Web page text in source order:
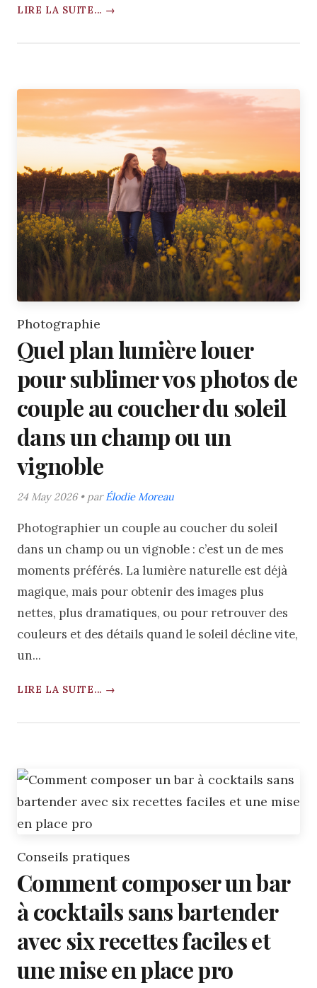
LIRE LA SUITE... →
Photographie
Quel plan lumière louer
pour sublimer vos photos de
couple au coucher du soleil
dans un champ ou un
vignoble
24 May 2026 • parÉlodie Moreau
Photographier un couple au coucher du soleil
dans un champ ou un vignoble : c’est un de mes
moments préférés. La lumière naturelle est déjà
magique, mais pour obtenir des images plus
nettes, plus dramatiques, ou pour retrouver des
couleurs et des détails quand le soleil décline vite,
un...
LIRE LA SUITE... →
Conseils pratiques
Comment composer un bar
à cocktails sans bartender
avec six recettes faciles et
une mise en place pro